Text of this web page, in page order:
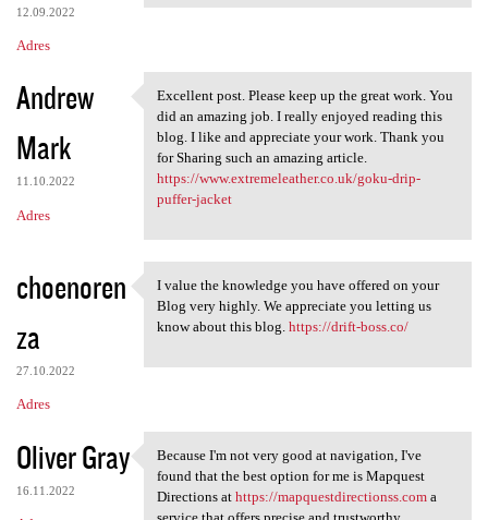
12.09.2022
Adres
Andrew
Mark
11.10.2022
Adres
Excellent post. Please keep
Excellent post. Please keep up the great work. You
did an amazing job. I really enjoyed reading this
blog. I like and appreciate your work. Thank you
for Sharing such an amazing article.
https://www.extremeleather.co.uk/goku-drip-
puffer-jacket
choenoren
za
27.10.2022
Adres
I value the knowledge you
I value the knowledge you have offered on your
Blog very highly. We appreciate you letting us
know about this blog. https://drift-boss.co/
Oliver Gray
16.11.2022
Because I'm not very good at
Because I'm not very good at navigation, I've
found that the best option for me is Mapquest
Directions at https://mapquestdirectionss.coma